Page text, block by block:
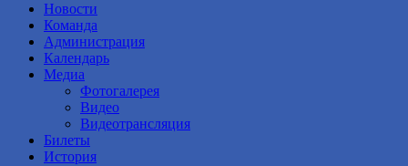
Новости
Команда
Администрация
Календарь
Медиа
Фотогалерея
Видео
Видеотрансляция
Билеты
История